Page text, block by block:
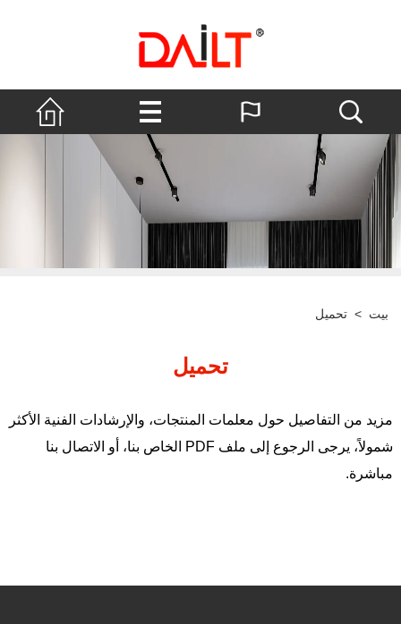
بيت > تحميل
تحميل
مزيد من التفاصيل حول معلمات المنتجات، والإرشادات الفنية الأكثر
شمولاً، يرجى الرجوع إلى ملف PDF الخاص بنا، أو الاتصال بنا
مباشرة.